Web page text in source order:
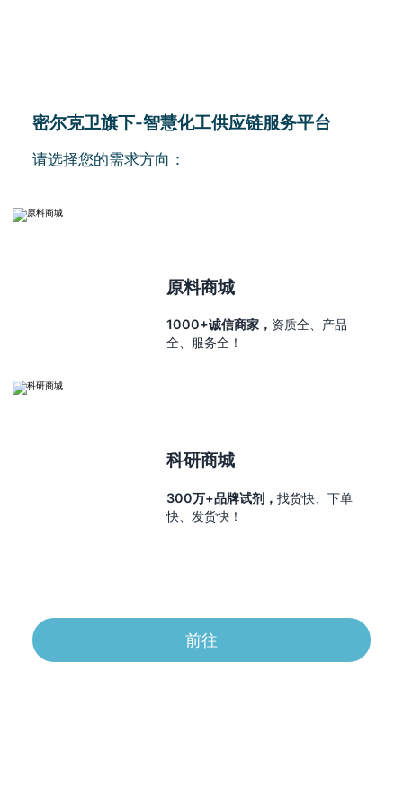
密尔克卫旗下-智慧化工供应链服务平台
请选择您的需求方向：
原料商城
1000+诚信商家， 资质全、产品
全、服务全！
科研商城
300万+品牌试剂，找货快、下单
快、发货快！
前往